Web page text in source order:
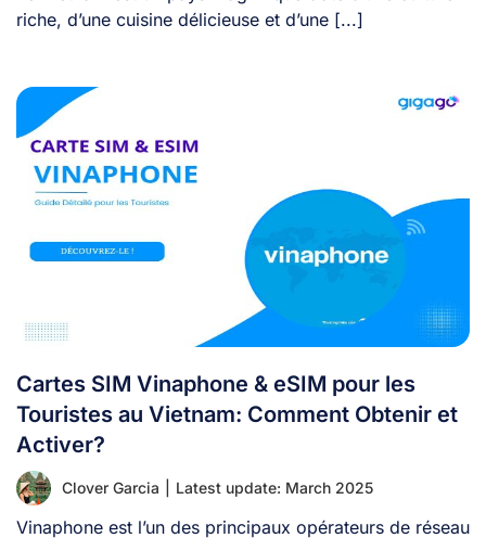
riche, d’une cuisine délicieuse et d’une [...]
Cartes SIM Vinaphone & eSIM pour les
Touristes au Vietnam: Comment Obtenir et
Activer?
Clover Garcia Latest update: March 2025
Vinaphone est l’un des principaux opérateurs de réseau